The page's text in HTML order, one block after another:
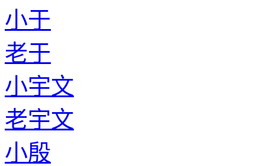
小于
老于
小宇文
老宇文
小殷